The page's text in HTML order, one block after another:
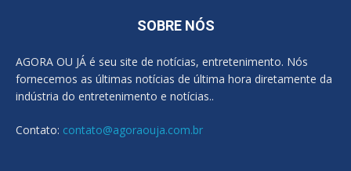
SOBRE NÓS
AGORA OU JÁ é seu site de notícias, entretenimento. Nós
fornecemos as últimas notícias de última hora diretamente da
indústria do entretenimento e notícias..
Contato: contato@agoraouja.com.br